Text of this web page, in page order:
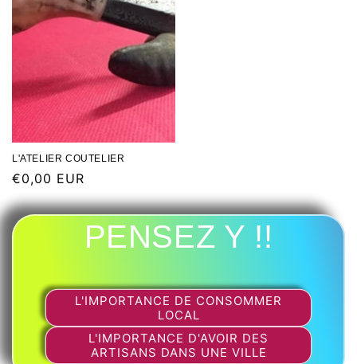
L'ATELIER COUTELIER
€0,00 EUR
PENSEZ Y !!
L'IMPORTANCE DE CONSOMMER
LOCAL
L'IMPORTANCE D'AVOIR DES
ARTISANS DANS UNE VILLE